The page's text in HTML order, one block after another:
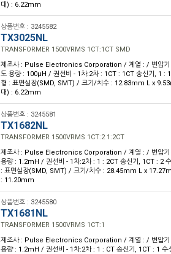
대) : 6.22mm
상품번호 : 3245582
TX3025NL
TRANSFORMER 1500VRMS 1CT:1CT SMD
제조사 : Pulse Electronics Corporation / 계열 : / 변압기
도 용량 : 100µH / 권선비 - 1차:2차 : 1CT : 1CT 송신기, 1 :
형 : 표면실장(SMD, SMT) / 크기/치수 : 12.83mm L x
대) : 6.22mm
상품번호 : 3245581
TX1682NL
TRANSFORMER 1500VRMS 1CT:2 1:2CT
제조사 : Pulse Electronics Corporation / 계열 : / 변압기
용량 : 1.2mH / 권선비 - 1차:2차 : 1 : 2CT 송신기, 1CT : 2
: 표면실장(SMD, SMT) / 크기/치수 : 28.45mm L x
: 11.20mm
상품번호 : 3245580
TX1681NL
TRANSFORMER 1500VRMS 1CT:1
제조사 : Pulse Electronics Corporation / 계열 : / 변압기
용량 : 1.2mH / 권선비 - 1차:2차 : 1 : CT 송신기, 1CT : 1 수